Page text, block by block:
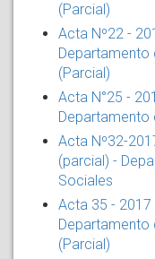
(Parcial)
Acta Nº22 -
Departamento
(Parcial)
Acta N°25 -
Departamento
Acta Nº32-
(parcial) -
Sociales
Acta 35 - 2017
Departamento
(Parcial)